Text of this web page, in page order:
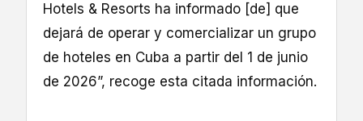
Hotels & Resorts ha informado [de] que
dejará de operar y comercializar un grupo
de hoteles en Cuba a partir del 1 de junio
de 2026”, recoge esta citada información.